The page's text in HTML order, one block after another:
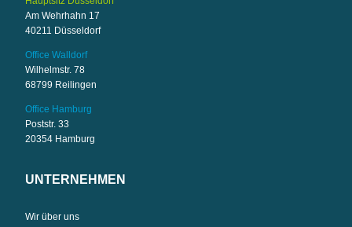
Am Wehrhahn 17
40211 Düsseldorf
Office Walldorf
Wilhelmstr. 78
68799 Reilingen
Office Hamburg
Poststr. 33
20354 Hamburg
UNTERNEHMEN
Wir über uns